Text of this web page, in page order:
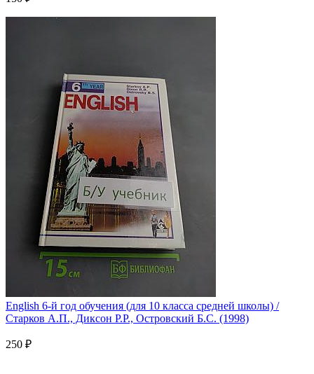
English 6-й год обучения (для 10 класса средней школы) /
Старков А.П., Диксон Р.Р., Островский Б.С. (1998)
250 ₽